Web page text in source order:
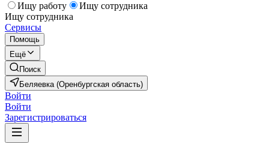
Ищу работу
Ищу сотрудника
Ищу сотрудника
Сервисы
Помощь
Ещё
Поиск
Беляевка (Оренбургская область)
Войти
Войти
Зарегистрироваться